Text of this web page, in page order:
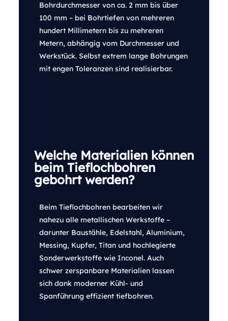
Bohrdurchmesser von ca. 2 mm bis über
100 mm – bei Bohrtiefen von mehreren
hundert Millimetern bis zu mehreren
Metern, abhängig vom Durchmesser und
Werkstück. Selbst extrem lange Bohrungen
mit engen Toleranzen sind realisierbar.
Welche Materialien können
beim Tieflochbohren
gebohrt werden?
Beim Tieflochbohren bearbeiten wir
nahezu alle metallischen Werkstoffe –
darunter Baustähle, Edelstahl, Aluminium,
Messing, Kupfer, Titan und hochlegierte
Sonderwerkstoffe wie Inconel. Auch
schwer zerspanbare Materialien lassen
sich dank moderner Kühl- und
Spanführung effizient tiefbohren.